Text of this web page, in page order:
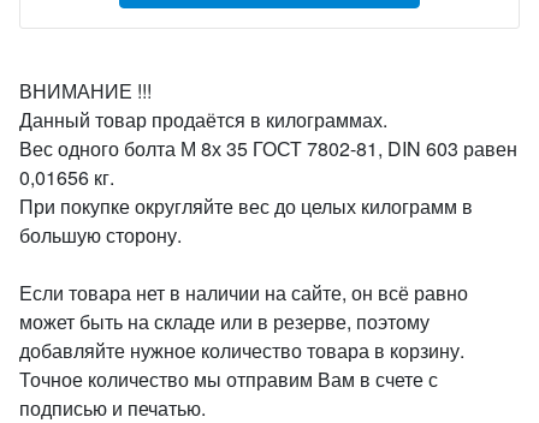
ВНИМАНИЕ !!!
Данный товар продаётся в килограммах.
Вес одного болта М 8х 35 ГОСТ 7802-81, DIN 603 равен
0,01656 кг.
При покупке округляйте вес до целых килограмм в
большую сторону.
Если товара нет в наличии на сайте, он всё равно
может быть на складе или в резерве, поэтому
добавляйте нужное количество товара в корзину.
Точное количество мы отправим Вам в счете с
подписью и печатью.